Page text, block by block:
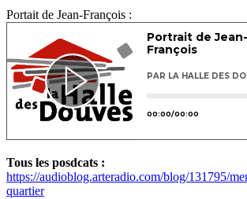
Portait de Jean-François :
Tous les posdcats :
https://audioblog.arteradio.com/blog/131795/
quartier